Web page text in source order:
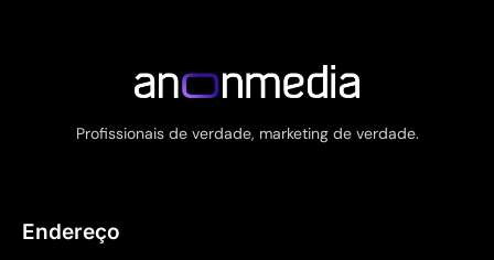
Profissionais de verdade, marketing de verdade.
Endereço